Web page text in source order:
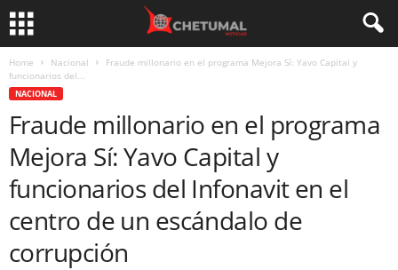
Home Nacional
Fraude millonario en el programa Mejora Sí: Yavo Capital y
funcionarios del...
NACIONAL
Fraude millonario en el programa
Mejora Sí: Yavo Capital y
funcionarios del Infonavit en el
centro de un escándalo de
corrupción